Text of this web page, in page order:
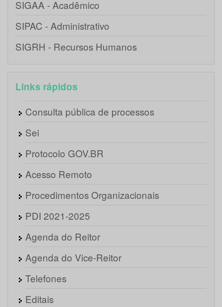
SIGAA - Acadêmico
SIPAC - Administrativo
SIGRH - Recursos Humanos
Links rápidos
Consulta pública de processos
Sei
Protocolo GOV.BR
Acesso Remoto
Procedimentos Organizacionais
PDI 2021-2025
Agenda do Reitor
Agenda do Vice-Reitor
Telefones
Editais